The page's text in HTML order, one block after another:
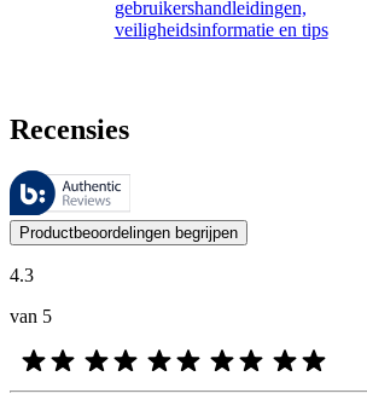
gebruikershandleidingen,
veiligheidsinformatie en tips
Recensies
Deze beoordelingen worden beheerd door
De mening van onze klanten is nuttig voor
Productbeoordelingen begrijpen
4.3
van 5